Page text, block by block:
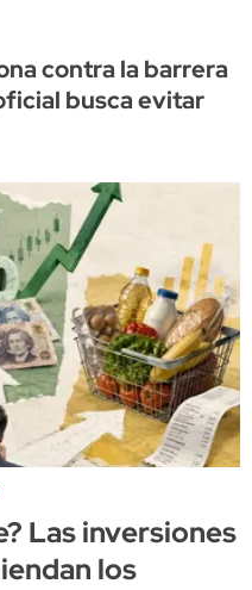
contra la barrera
busca evitar
Las inversiones
los